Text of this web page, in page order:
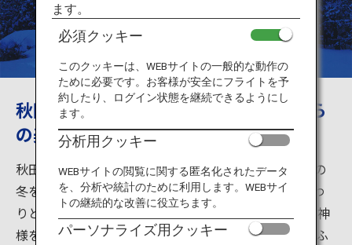
旅のお役立ち情報
ANA サービス
秋田の冬祭り、夜の闇にうかぶかまくら
の美しさは幻想的
秋田県・横手のかまくらは、450年続く、日本の雪国の
冬を代表する伝統行事です。旧暦1月15日の正月が終わ
りとされる日に、雪で作った室（かまくら）の中に水神
様を祀り、その中に子供たちが入り、甘酒やおもちをふ
ます。
必須クッキー
このクッキーは、WEBサイトの一般的な動作の
ために必要です。お客様が安全にフライトを予
約したり、ログイン状態を継続できるようにし
ます。
分析用クッキー
WEBサイトの閲覧に関する匿名化されたデータ
を、分析や統計のために利用します。WEBサイ
トの継続的な改善に役立ちます。
パーソナライズ用クッキー